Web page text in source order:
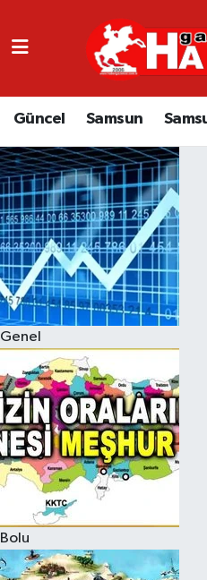
Güncel Samsun
Genel
Bolu
GÜNCEL
SAMSUN
SAMSUNSPOR
EKONOMİ
YAŞAM